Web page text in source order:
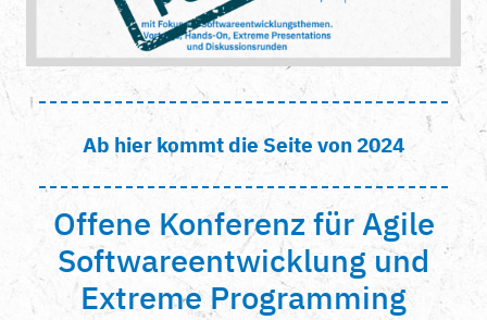
Ab hier kommt die Seite von 2024
Offene Konferenz für Agile
Softwareentwicklung und
Extreme Programming